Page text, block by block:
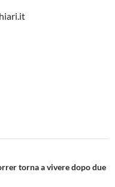
torna a vivere dopo due